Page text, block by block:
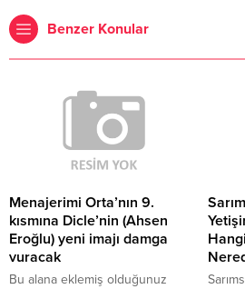
Benzer Konular
Menajerimi Orta’nın 9.
kısmına Dicle’nin (Ahsen
Eroğlu) yeni imajı damga
vuracak
Bu alana eklemiş olduğunuz